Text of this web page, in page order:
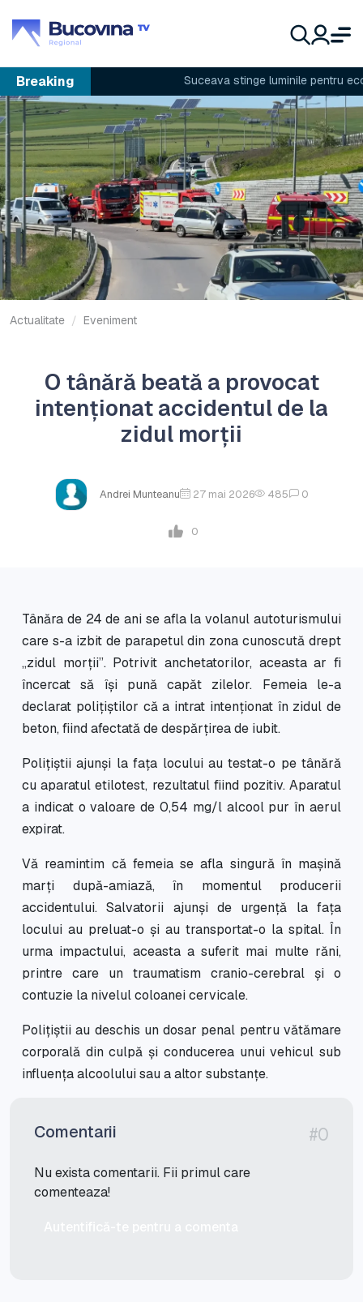
Breaking Suceava stinge luminile pentru
Actualitate Eveniment
O tânără beată a provocat
intenționat accidentul de la
zidul morții
Andrei Munteanu 27 mai 2026 485 0
0
Tânăra de 24 de ani se afla la volanul autoturismului
care s-a izbit de parapetul din zona cunoscută drept
„zidul morții”. Potrivit anchetatorilor, aceasta ar fi
încercat să își pună capăt zilelor. Femeia le-a
declarat polițiștilor că a intrat intenționat în zidul de
beton, fiind afectată de despărțirea de iubit.
Polițiștii ajunși la fața locului au testat-o pe tânără
cu aparatul etilotest, rezultatul fiind pozitiv. Aparatul
a indicat o valoare de 0,54 mg/l alcool pur în aerul
expirat.
Vă reamintim că femeia se afla singură în mașină
marți după-amiază, în momentul producerii
accidentului. Salvatorii ajunși de urgență la fața
locului au preluat-o și au transportat-o la spital. În
urma impactului, aceasta a suferit mai multe răni,
printre care un traumatism cranio-cerebral și o
contuzie la nivelul coloanei cervicale.
Polițiștii au deschis un dosar penal pentru vătămare
corporală din culpă și conducerea unui vehicul sub
influența alcoolului sau a altor substanțe.
Comentarii #0
Nu exista comentarii. Fii primul care
comenteaza!